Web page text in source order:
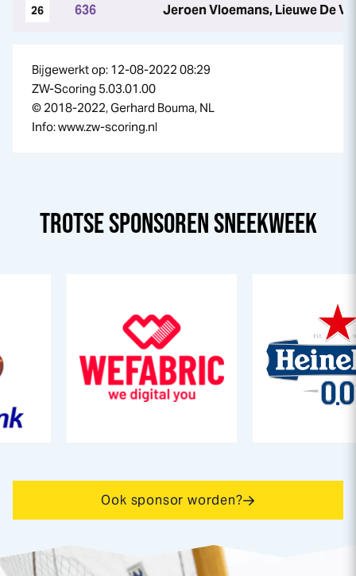
26 636 Jeroen Vloemans, Lieuwe De
Bijgewerkt op: 12-08-2022 08:29
ZW-Scoring 5.03.01.00
© 2018-2022, Gerhard Bouma, NL
Info: www.zw-scoring.nl
TROTSE SPONSORENSNEEKWEEK
Ook sponsor worden?